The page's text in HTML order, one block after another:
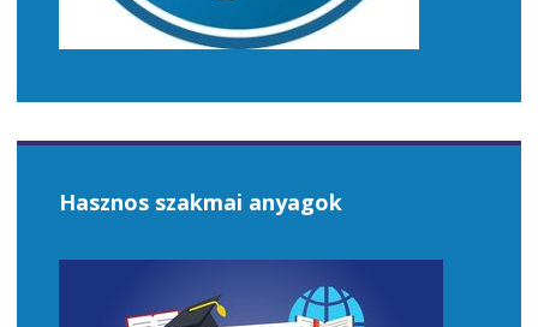
Hasznos szakmai anyagok